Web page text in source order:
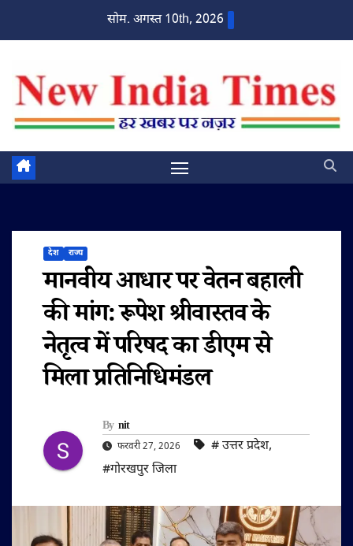
सोम. अगस्त 10th, 2026
देश राज्य
मानवीय आधार पर वेतन बहाली
की मांग: रूपेश श्रीवास्तव के
नेतृत्व में परिषद का डीएम से
मिला प्रतिनिधिमंडल
By nit
फरवरी 27, 2026 #‌ उत्तर प्रदेश,
#गोरखपुर जिला